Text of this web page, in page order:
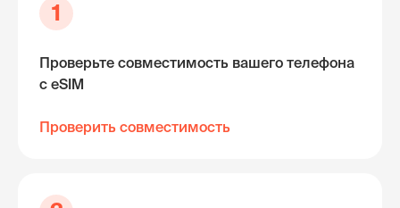
1
Проверьте совместимость вашего телефона
с eSIM
Проверить совместимость